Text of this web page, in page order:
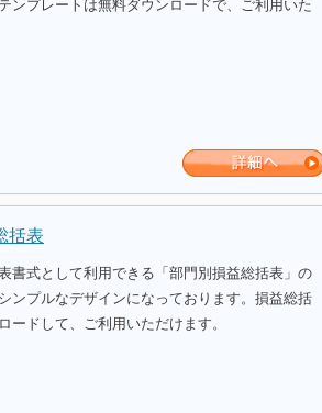
ンプレートは無料ダウンロードで、ご利用いた
括表
書式として利用できる「部門別損益総括表」の
ンプルなデザインになっております。損益総括
ードして、ご利用いただけます。